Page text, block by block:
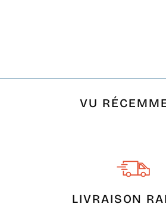
VU
LIVRAISON